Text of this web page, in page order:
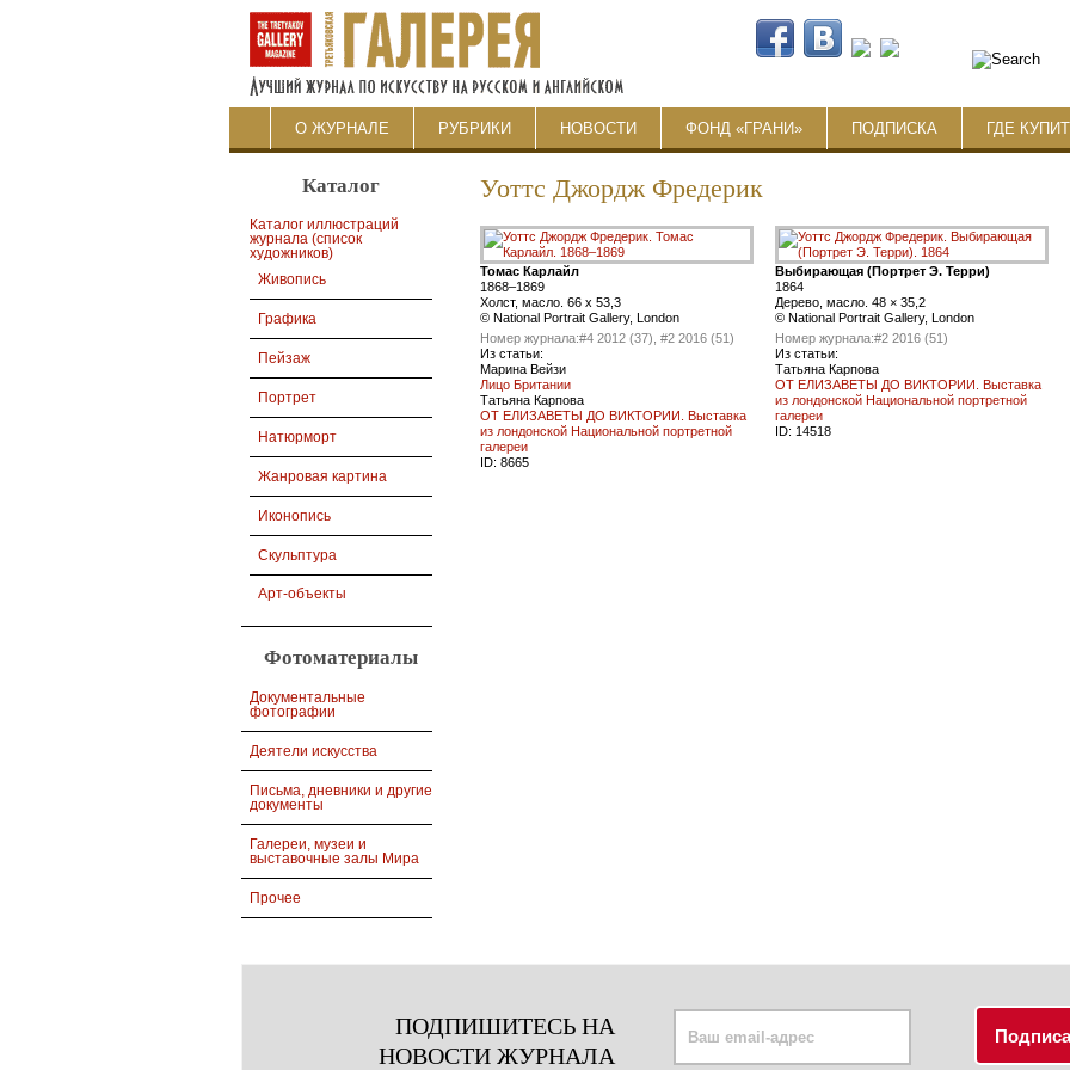
О ЖУРНАЛЕ РУБРИКИ НОВОСТИ ФОНД «ГРАНИ» ПОДПИСКА ГДЕ
Каталог
Каталог иллюстраций
журнала (список
художников)
Живопись
Графика
Пейзаж
Портрет
Натюрморт
Жанровая картина
Иконопись
Скульптура
Арт-объекты
Фотоматериалы
Документальные
фотографии
Деятели искусства
Письма, дневники и другие
документы
Галереи, музеи и
выставочные залы Мира
Прочее
Уоттс Джордж Фредерик
Томас Карлайл
1868–1869
Холст, масло. 66 x 53,3
© National Portrait Gallery, London
Номер журнала:#4 2012 (37), #2 2016 (51)
Из статьи:
Марина Вейзи
Лицо Британии
Татьяна Карпова
ОТ ЕЛИЗАВЕТЫ ДО ВИКТОРИИ. Выставка
из лондонской Национальной портретной
галереи
ID: 8665
Выбирающая (Портрет Э. Терри)
1864
Дерево, масло. 48 × 35,2
© National Portrait Gallery, London
Номер журнала:#2 2016 (51)
Из статьи:
Татьяна Карпова
ОТ ЕЛИЗАВЕТЫ ДО ВИКТОРИИ. Выставка
из лондонской Национальной портретной
галереи
ID: 14518
ПОДПИШИТЕСЬ НА
НОВОСТИ ЖУРНАЛА